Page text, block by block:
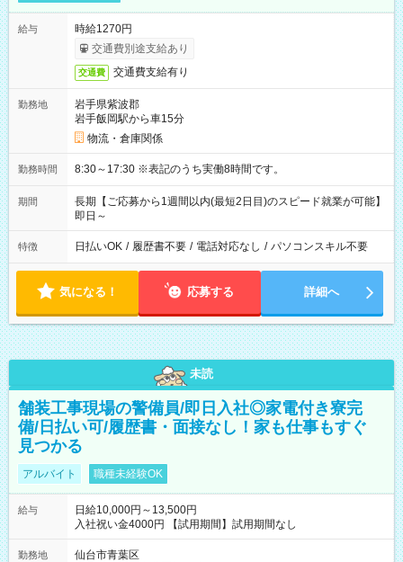
給与
時給1270円
交通費別途支給あり
交通費 交通費支給有り
勤務地
岩手県紫波郡
岩手飯岡駅から車15分
物流・倉庫関係
勤務時間 8:30～17:30 ※表記のうち実働8時間です。
期間
長期【ご応募から1週間以内(最短2日目)のスピード就業が可能】
即日～
特徴 日払いOK / 履歴書不要 / 電話対応なし / パソコンスキル不要
気になる！ 応募する 詳細へ
未読
舗装工事現場の警備員/即日入社◎家電付き寮完
備/日払い可/履歴書・面接なし！家も仕事もすぐ
見つかる
アルバイト 職種未経験OK
給与
日給10,000円～13,500円
入社祝い金4000円 【試用期間】試用期間なし
勤務地
仙台市青葉区